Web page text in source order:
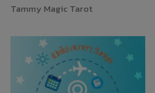
Tammy Magic Tarot